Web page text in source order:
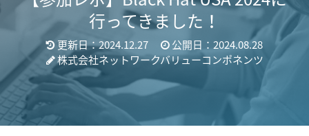
行ってきました！
更新日：2024.12.27
公開日：2024.08.28
株式会社ネットワークバリューコンポネンツ